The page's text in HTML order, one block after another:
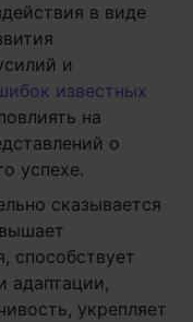
в виде
и
известных
на
о
успехе.
сказывается
способствует
адаптации,
укрепляет